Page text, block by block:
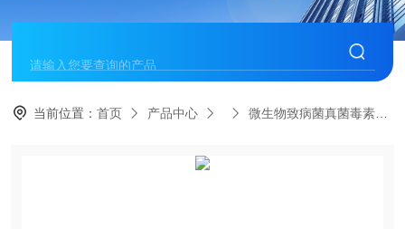
当前位置：首页 产品中心 微生物致病菌真菌毒素检测产品